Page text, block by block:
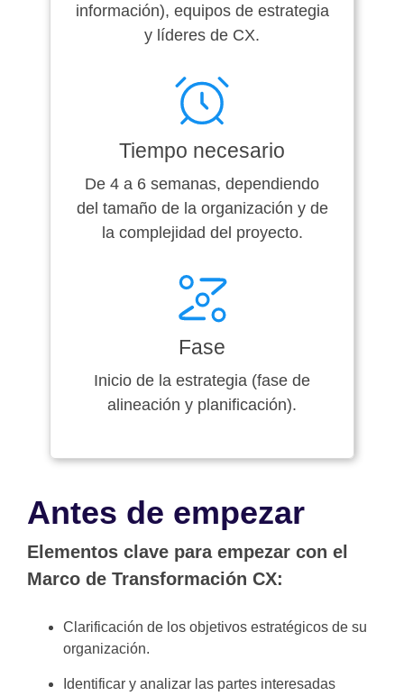
información), equipos de estrategia
y líderes de CX.
Tiempo necesario
De 4 a 6 semanas, dependiendo
del tamaño de la organización y de
la complejidad del proyecto.
Fase
Inicio de la estrategia (fase de
alineación y planificación).
Antes de empezar
Elementos clave para empezar con el
Marco de Transformación CX:
Clarificación de los objetivos estratégicos de su
organización.
Identificar y analizar las partes interesadas